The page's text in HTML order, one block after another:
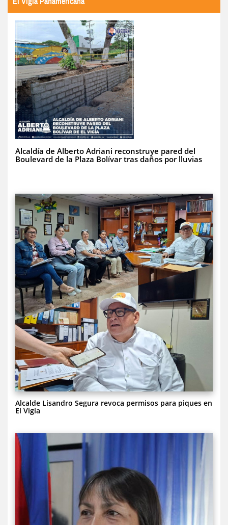
Alcaldía de Alberto Adriani reconstruye pared del
Boulevard de la Plaza Bolívar tras daños por lluvias
Alcalde Lisandro Segura revoca permisos para piques en
El Vigía